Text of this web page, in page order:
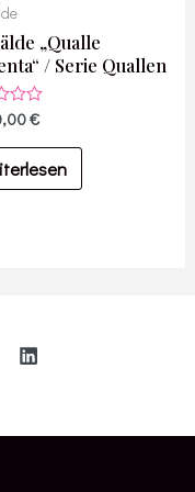
„Qualle
/ Serie Quallen
€